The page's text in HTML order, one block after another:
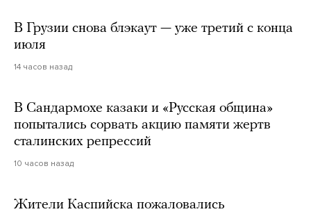
В Грузии снова блэкаут — уже третий с конца
июля
14 часов назад
В Сандармохе казаки и «Русская община»
попытались сорвать акцию памяти жертв
сталинских репрессий
10 часов назад
Жители Каспийска пожаловались